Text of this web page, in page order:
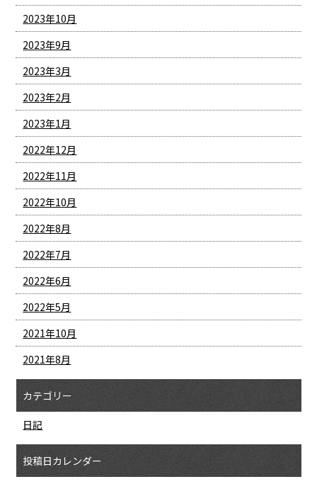
2023年10月
2023年9月
2023年3月
2023年2月
2023年1月
2022年12月
2022年11月
2022年10月
2022年8月
2022年7月
2022年6月
2022年5月
2021年10月
2021年8月
カテゴリー
日記
投稿日カレンダー